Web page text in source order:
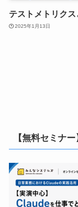
テストメトリク
2025年1月13日
【無料セミナー